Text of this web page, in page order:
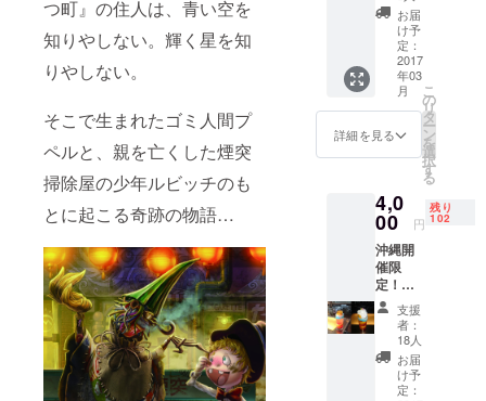
つ町』の住人は、青い空を
知りやしない。輝く星を知
りやしない。
そこで生まれたゴミ人間プ
ペルと、親を亡くした煙突
掃除屋の少年ルビッチのも
とに起こる奇跡の物語…
購入画
面をお
店にて
ご提示
くださ
い。 ※
リター
ン購入
す。一
回のみ
利用
可。 (ヨ
ガ&エス
テサロ
ン
Shala
ご予約
電話番
917-
刻むこ
とがで
きま
す。
（お好
みに応
じて
メール
ム満点
の『え
んとつ
町のプ
ペル展
in沖
縄』限
定アイ
テムで
す。
験 +
『えん
とつ町
のプペ
ル』ポ
スト
カード3
枚 会場
近くの
「ヨガ
テサロ
ン
Shala」
でハン
モック
ヨガが
体験で
きる権
利で
す！ 男
性でも
女性で
お届
け予
定：
2017
年03
月
詳細を見る
こ
の
リ
タ
ー
ン
を
選
択
す
る
4,0
00 円
残り
102
沖縄開
催限
定！え
んとつ
町のプ
ペルド
リンク
（一杯
サービ
支援
者：
18人
お届
け予
定：